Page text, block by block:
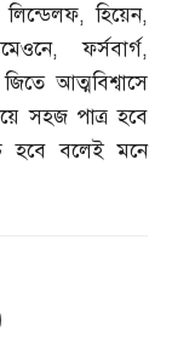
লিন্ডেলফ,হিয়েন,
,ফর্সবার্গ,
আত্মবিশ্বাসে
সহজ পাত্র হবে
হবে বলেই মনে